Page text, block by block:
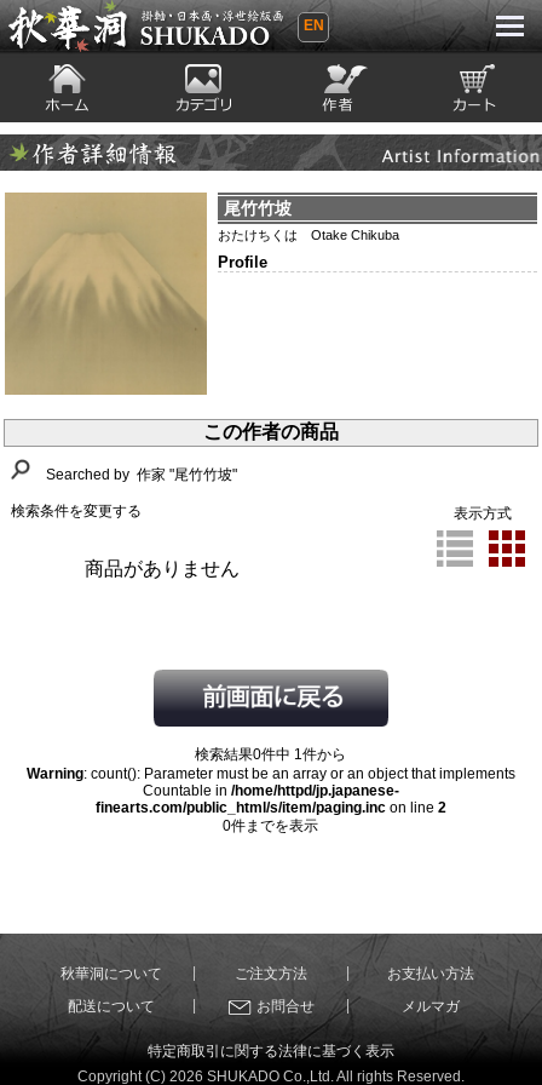
秋華洞 SHUKADO 掛軸・日本画・浮世
EN
ホーム カテゴリ 絵師 カート
作者詳細情報 尾竹竹坡
おたけちくは Otake Chikuba
Profile
この作者の商品
Searched by 作家 "尾竹竹坡"
検索条件を変更する 表示方式
商品がありません
検索結果0件中 1件から
Warning: count(): Parameter must be an array or an object that implements
Countable in /home/httpd/jp.japanese-
finearts.com/public_html/s/item/paging.incon line 2
0件までを表示
秋華洞について ご注文方法
お支払い方法
配送について
お問合せ メルマガ
特定商取引に関する法律に基づく表示
Copyright (C) 2026 SHUKADO Co.,Ltd. All rights Reserved.